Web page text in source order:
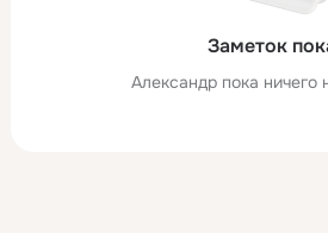
Заметок
Александр пока ничего